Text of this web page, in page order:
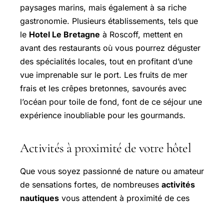
paysages marins, mais également à sa riche
gastronomie. Plusieurs établissements, tels que
le Hotel Le Bretagne à Roscoff, mettent en
avant des restaurants où vous pourrez déguster
des spécialités locales, tout en profitant d’une
vue imprenable sur le port. Les fruits de mer
frais et les crêpes bretonnes, savourés avec
l’océan pour toile de fond, font de ce séjour une
expérience inoubliable pour les gourmands.
Activités à proximité de votre hôtel
Que vous soyez passionné de nature ou amateur
de sensations fortes, de nombreuses activités
nautiques vous attendent à proximité de ces